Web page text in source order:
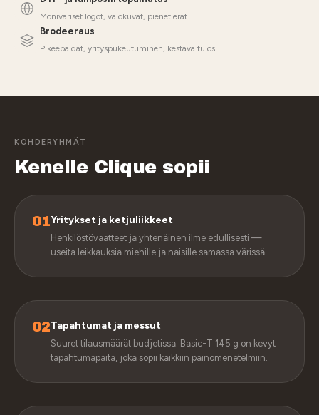
Moniväriset logot, valokuvat, pienet erät
Brodeeraus
Pikeepaidat, yrityspukeutuminen, kestävä tulos
KOHDERYHMÄT
Kenelle Clique sopii
01Yritykset ja ketjuliikkeet
Henkilöstövaatteet ja yhtenäinen ilme edullisesti —
useita leikkauksia miehille ja naisille samassa värissä.
02Tapahtumat ja messut
Suuret tilausmäärät budjetissa. Basic-T 145 g on kevyt
tapahtumapaita, joka sopii kaikkiin painomenetelmiin.